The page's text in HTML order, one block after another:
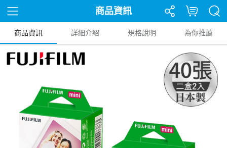
商品資訊
商品資訊 詳細介紹 規格說明 為你推薦